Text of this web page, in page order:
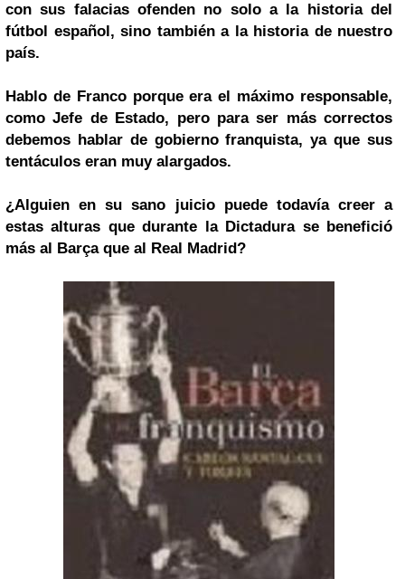
con sus falacias ofenden no solo a la historia del
fútbol español, sino también a la historia de nuestro
país.
Hablo de Franco porque era el máximo responsable,
como Jefe de Estado, pero para ser más correctos
debemos hablar de gobierno franquista, ya que sus
tentáculos eran muy alargados.
¿Alguien en su sano juicio puede todavía creer a
estas alturas que durante la Dictadura se benefició
más al Barça que al Real Madrid?